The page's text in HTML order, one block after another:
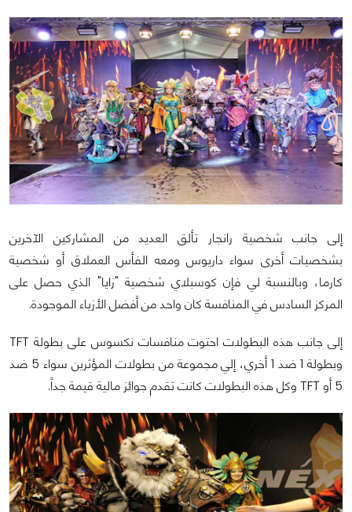
إلى جانب شخصية رانجار تألق العديد من المشاركين الآخرين
بشخصيات أخرى سواء داريوس ومعه الفأس العملاق أو شخصية
كارما، وبالنسبة لي فإن كوسبلاي شخصية "زايا" الذي حصل على
المركز السادس في المنافسة كان واحد من أفضل الأزياء الموجودة.
إلى جانب هذه البطولات احتوت منافسات نكسوس على بطولة TFT
وبطولة 1 ضد 1 أخري، إلي مجموعة من بطولات المؤثرين سواء 5 ضد
5 أو TFT وكل هذه البطولات كانت تقدم جوائز مالية قيمة جداً.